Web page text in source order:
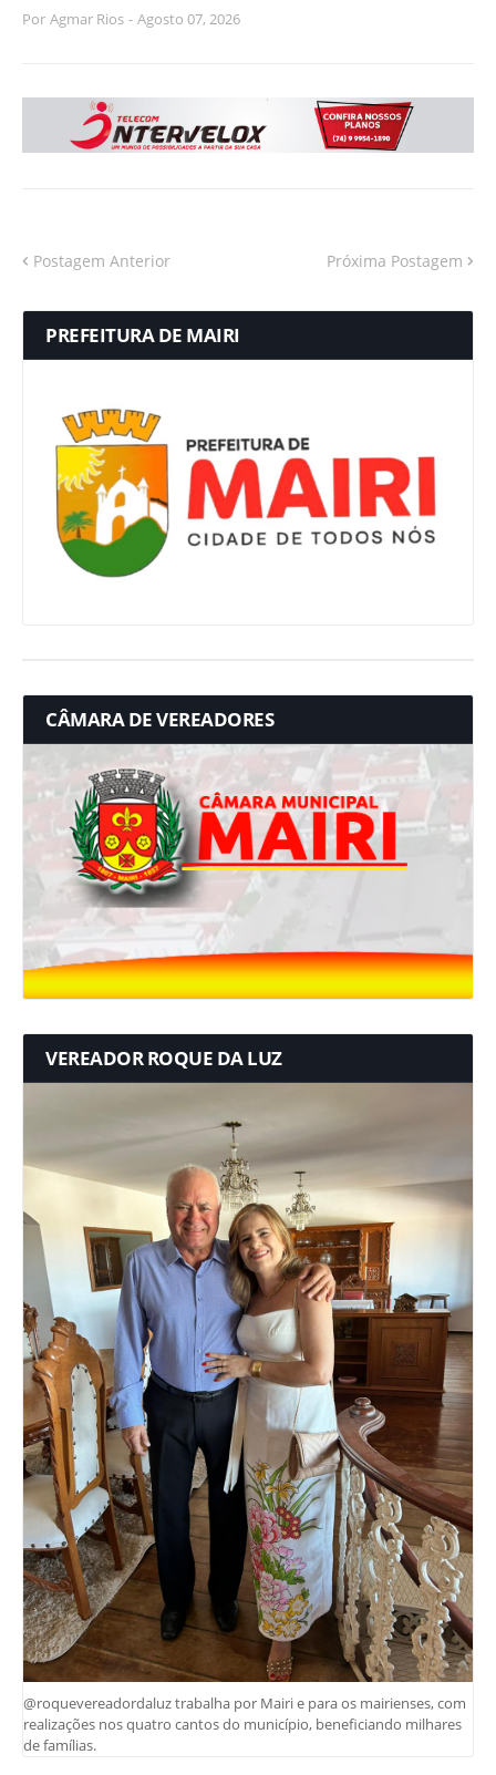
Por Agmar Rios - Agosto 07, 2026
Postagem Anterior Próxima Postagem
PREFEITURA DE MAIRI
CÂMARA DE VEREADORES
VEREADOR ROQUE DA LUZ
@roquevereadordaluz trabalha por Mairi e para os mairienses, com
realizações nos quatro cantos do município, beneficiando milhares
de famílias.